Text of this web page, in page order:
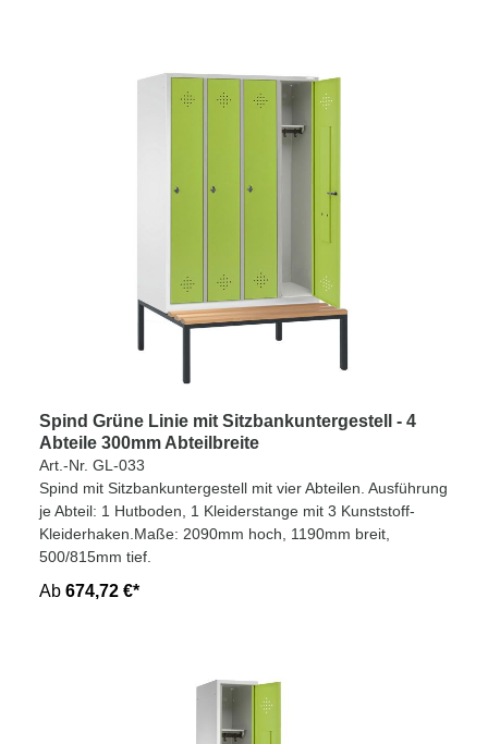
Spind Grüne Linie mit Sitzbankuntergestell - 4
Abteile 300mm Abteilbreite
Art.-Nr. GL-033
Spind mit Sitzbankuntergestell mit vier Abteilen. Ausführung
je Abteil: 1 Hutboden, 1 Kleiderstange mit 3 Kunststoff-
Kleiderhaken.Maße: 2090mm hoch, 1190mm breit,
500/815mm tief.
Ab 674,72 €*